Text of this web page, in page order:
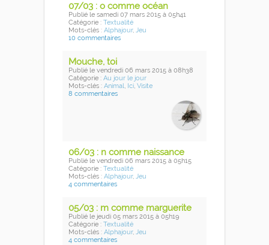
07/03 : o comme océan
Publié le samedi 07 mars 2015 à 05h41
Catégorie : Textualité
Mots-clés : Alphajour, Jeu
10 commentaires
Mouche, toi
Publié le vendredi 06 mars 2015 à 08h38
Catégorie : Au jour le jour
Mots-clés : Animal, Ici, Visite
8 commentaires
06/03 : n comme naissance
Publié le vendredi 06 mars 2015 à 05h15
Catégorie : Textualité
Mots-clés : Alphajour, Jeu
4 commentaires
05/03 : m comme marguerite
Publié le jeudi 05 mars 2015 à 05h19
Catégorie : Textualité
Mots-clés : Alphajour, Jeu
4 commentaires